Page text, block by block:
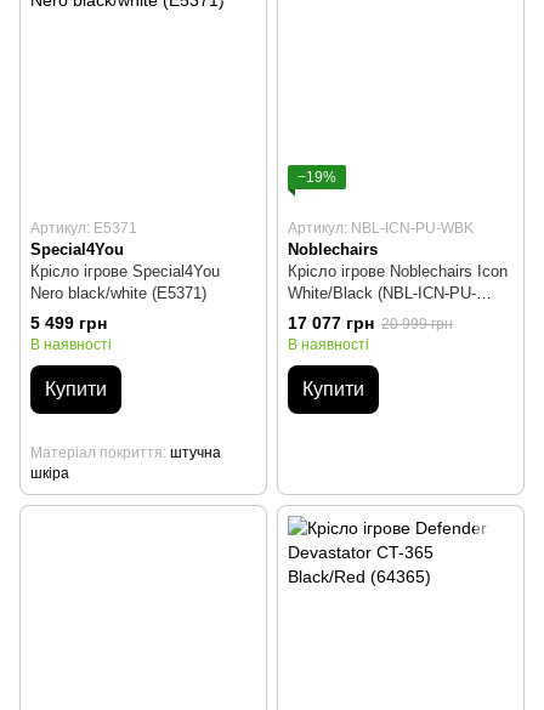
Артикул: E5371
Special4You
Крісло ігрове Special4You
Nero black/white (E5371)
5 499 грн
В наявності
Купити
Матеріал покриття штучна
шкіра
−19%
Артикул: NBL-ICN-PU-WBK
Noblechairs
Крісло ігрове Noblechairs Icon
White/Black (NBL-ICN-PU-
WBK)
17 077 грн 20 999 грн
В наявності
Купити